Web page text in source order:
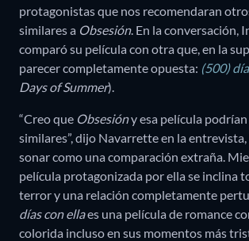
protagonistas que nos recomendaran
similares a Obsesión. En la conversación,
comparó su película con otra que, en la
parecer completamente opuesta: (500)
Days of Summer).
“Creo que Obsesióny esa película
similares”, dijo Navarrette en la
sonar como una comparación extraña.
película protagonizada por ella se inclina
terror y una relación completamente
días con ellaes una película de romance
colorida incluso en sus momentos más